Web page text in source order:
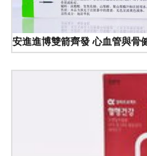
安進進博雙箭齊發 心血管與骨